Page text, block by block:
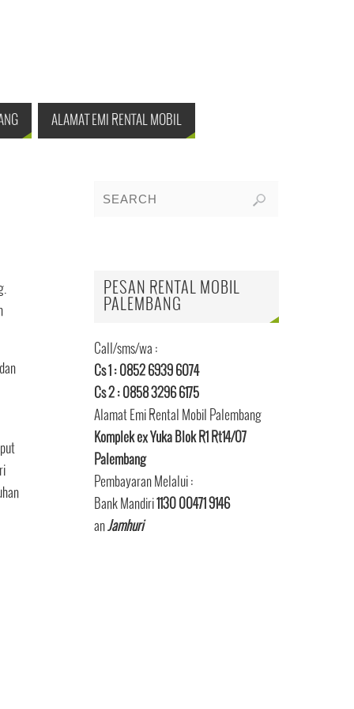
ALAMAT EMI RENTAL MOBIL
PESAN RENTAL MOBIL
PALEMBANG
Call/sms/wa :
Cs 1 : 0852 6939 6074
Cs 2 : 0858 3296 6175
Alamat Emi Rental Mobil Palembang
Komplek ex Yuka Blok R1 Rt14/07
Palembang
Pembayaran Melalui :
Bank Mandiri1130 00471 9146
anJamhuri